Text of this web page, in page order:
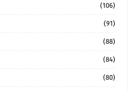
(106)
(91)
(88)
(84)
(80)